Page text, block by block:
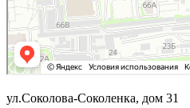
ул.Соколова-Соколенка, дом 31